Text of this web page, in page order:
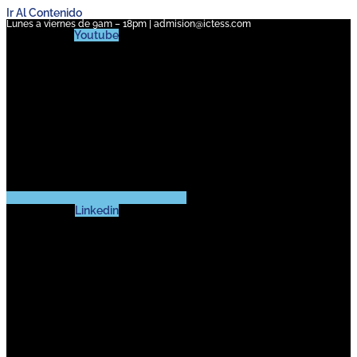
Ir Al Contenido
Lunes a viernes de 9am – 18pm | admision@ictess.com
Youtube
Linkedin